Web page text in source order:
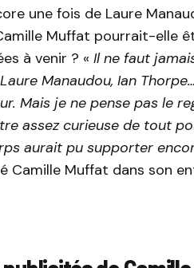
une fois de Laure
Muffat pourrait-elle
à venir ? « Il ne faut
Manaudou, Ian
Mais je ne pense pas le
assez curieuse de tout
aurait pu supporter
Camille Muffat dans son